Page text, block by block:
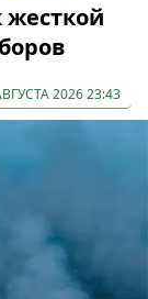
2026 23:43